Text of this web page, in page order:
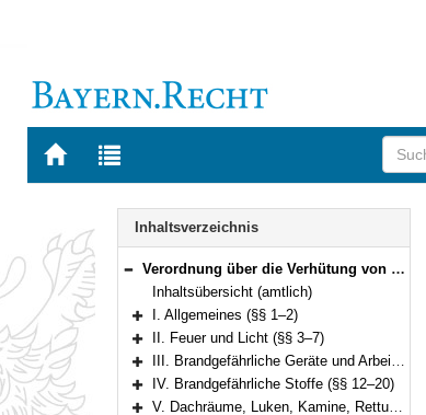
Zur
BAYERN.RECHT
Zur
letzten
Navigation
Inhaltsverzeichnis
Bereich reduzieren
Verordnung über die Verhütung von Bränden (VVB) Vom 29. April 1981 (BayRS III S. 615) BayRS 215-2-1-I (§§ 1–28)
Inhaltsübersicht (amtlich)
Bereich erweitern
I. Allgemeines (§§ 1–2)
Bereich erweitern
II. Feuer und Licht (§§ 3–7)
Bereich erweitern
III. Brandgefährliche Geräte und Arbeiten (§§ 8–11)
Bereich erweitern
IV. Brandgefährliche Stoffe (§§ 12–20)
V. Dachräume, Luken, Kamine, Rettungswege, Brandschutzeinrichtungen (§§ 21–22)